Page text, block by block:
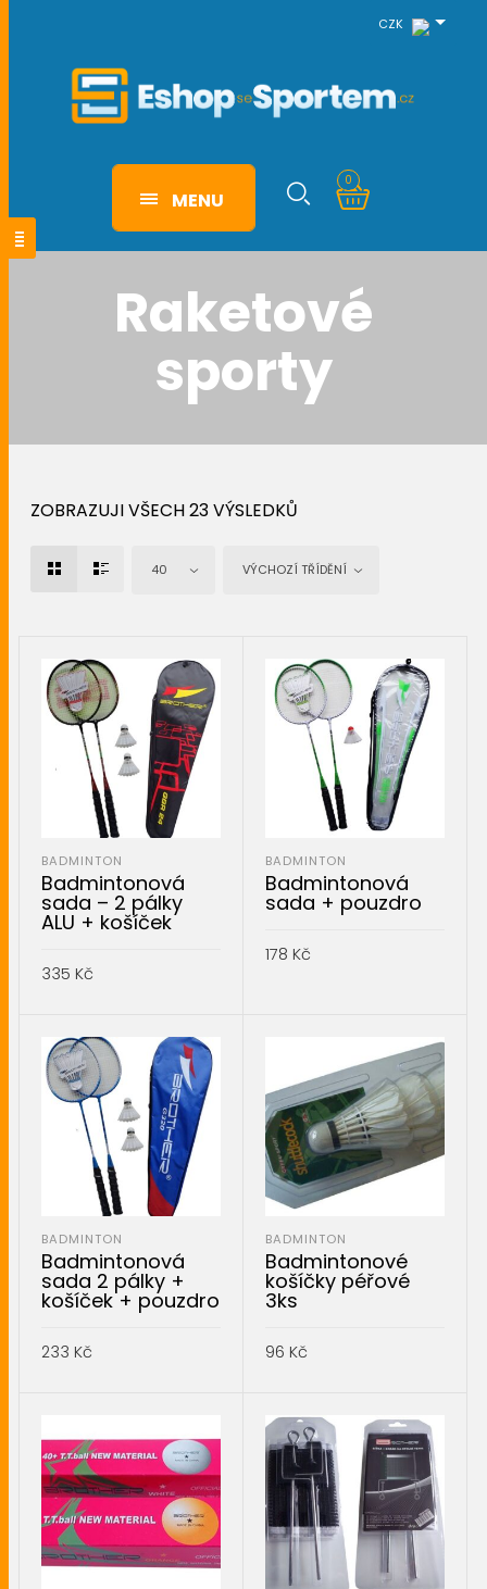
CZK
MENU
0
Raketové
sporty
ZOBRAZUJI VŠECH 23 VÝSLEDKŮ
40 VÝCHOZÍ TŘÍDĚNÍ
BADMINTON
Badmintonová
sada – 2 pálky
ALU + košíček
335 Kč
BADMINTON
Badmintonová
sada + pouzdro
178 Kč
BADMINTON
Badmintonová
sada 2 pálky +
košíček + pouzdro
233 Kč
BADMINTON
Badmintonové
košíčky péřové
3ks
96 Kč